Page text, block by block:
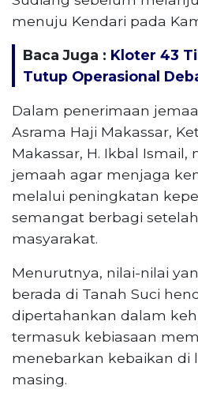
menuju Kendari pada
Baca Juga : Kloter 43
Tutup Operasional
Dalam penerimaan
Asrama Haji Makassar,
Makassar, H. Ikbal
jemaah agar menjaga
melalui peningkatan
semangat berbagi
masyarakat.
Menurutnya, nilai-nilai
berada di Tanah Suci
dipertahankan dalam
termasuk kebiasaan
menebarkan kebaikan di
masing.